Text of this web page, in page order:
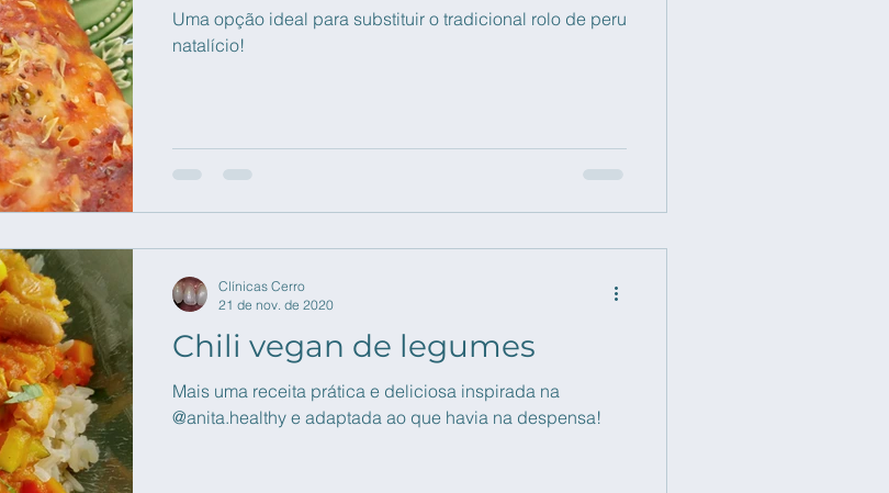
Uma opção ideal para substituir o tradicional rolo de peru
natalício!
Chili vegan de legumes
Mais uma receita prática e deliciosa inspirada na
@anita.healthy e adaptada ao que havia na despensa!
Clínicas Cerro
21 de nov. de 2020